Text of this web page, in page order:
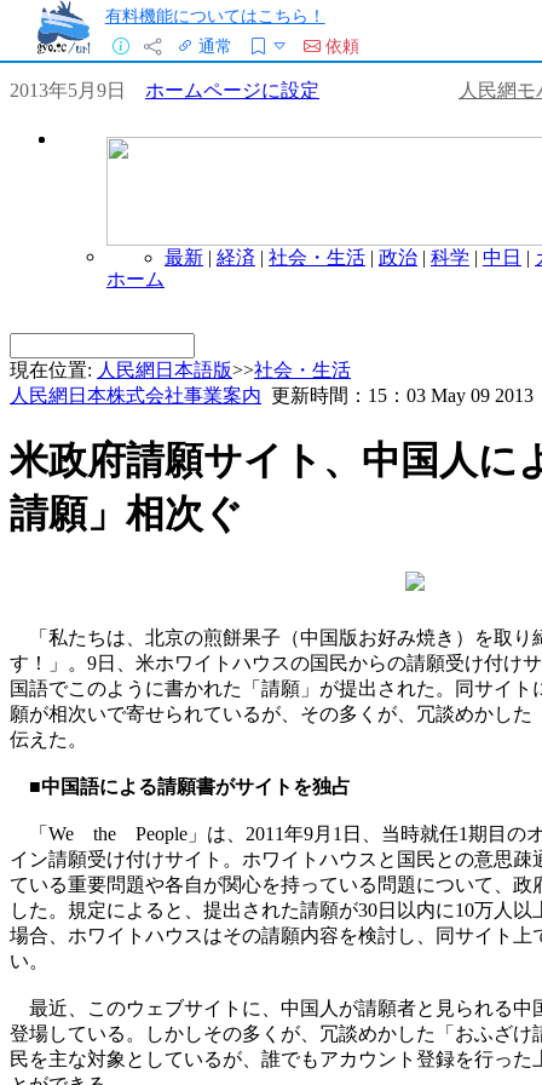
有料機能についてはこちら！
通常
依頼